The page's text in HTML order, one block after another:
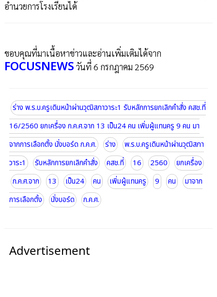
อำนวยการโรงเรียนได้
ขอบคุณที่มาเนื้อหาข่าวและอ่านเพิ่มเติมได้จาก
FOCUSNEWS วันที่ 6 กรกฎาคม 2569
ร่าง พ.ร.บ.ครูเดินหน้าผ่านวุฒิสภาวาระ1 รับหลักการยกเลิกคำสั่ง คสช.ที่
16/2560 ยกเครื่อง ก.ค.ศ.จาก 13 เป็น24 คน เพิ่มผู้แทนครู 9 คน มา
จากการเลือกตั้ง นั่งบอร์ด ก.ค.ศ.
ร่าง
พ.ร.บ.ครูเดินหน้าผ่านวุฒิสภา
วาระ1
รับหลักการยกเลิกคำสั่ง คสช.ที่ 16 2560
ยกเครื่อง
ก.ค.ศ.จาก
13 เป็น24 คน เพิ่มผู้แทนครู 9 คน
มาจาก
การเลือกตั้ง
นั่งบอร์ด ก.ค.ศ.
Advertisement